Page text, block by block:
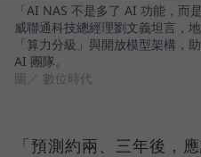
「AI NAS 不是多了 AI 功能，而
威聯通科技總經理劉文義坦言，
「算力分級」與開放模型架構，
AI 團隊。
圖／ 數位時代
「預測約兩、三年後，